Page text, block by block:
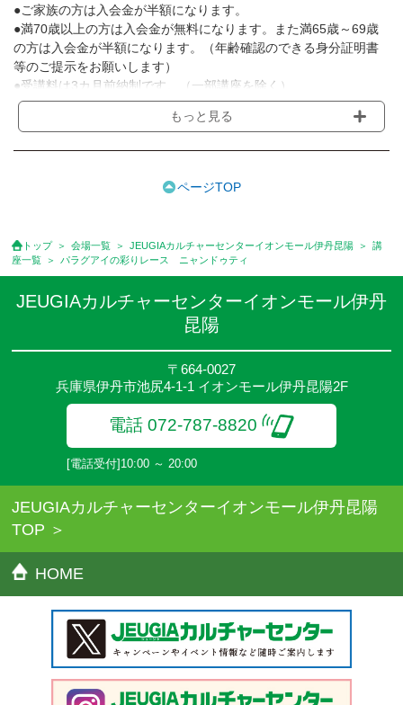
●ご家族の方は入会金が半額になります。
●満70歳以上の方は入会金が無料になります。また満65歳～69歳
の方は入会金が半額になります。（年齢確認のできる身分証明書
等のご提示をお願いします）
●受講料は3カ月前納制です。（一部講座を除く）
●受講料には運営費として１講座につき月額770円(税込)が含まれ
ております。また一部の講座では別途傷害保険料も含まれており
用は含まれておりません。
のでご確認ください。
●参加人数が一定に満たない場合、体験や講座開講を中止または延
期することがあります。
●その他、詳しい内容については、ご入会時にご説明をさせていた
もっと見る
ページTOP
トップ 会場一覧 JEUGIAカルチャーセンターイオンモール伊丹昆陽
講
座一覧
パラグアイの彩りレース ニャンドゥティ
JEUGIAカルチャーセンターイオンモール伊丹
昆陽
〒664-0027
兵庫県伊丹市池尻4-1-1 イオンモール伊丹昆陽2F
電話 072-787-8820
[電話受付]10:00 ～ 20:00
JEUGIAカルチャーセンターイオンモール伊丹昆陽
TOP
HOME